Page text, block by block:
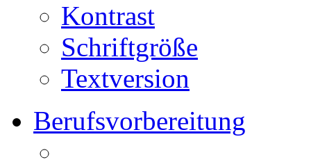
Kontrast
Schriftgröße
Textversion
Berufsvorbereitung